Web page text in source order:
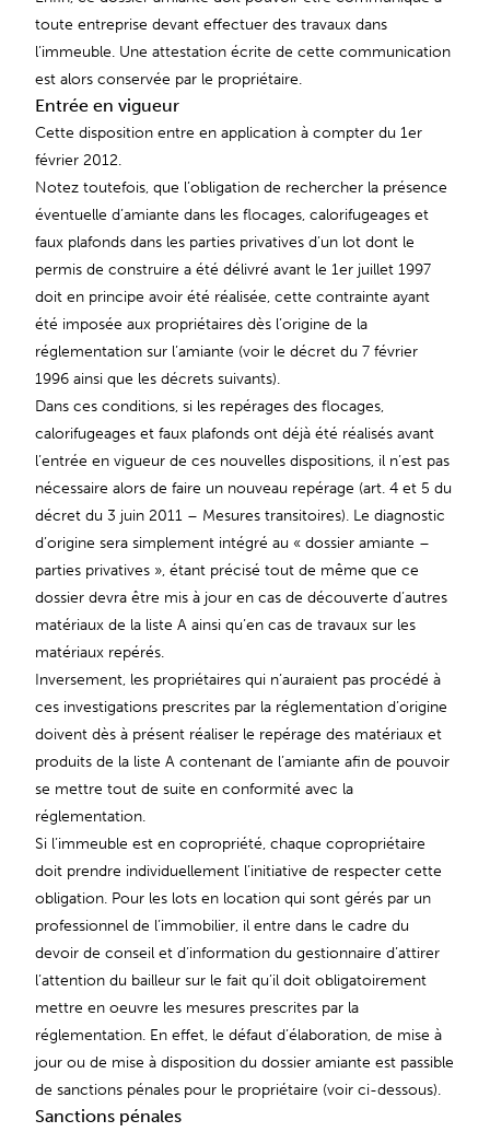
toute entreprise devant effectuer des travaux dans
l’immeuble. Une attestation écrite de cette communication
est alors conservée par le propriétaire.
Entrée en vigueur
Cette disposition entre en application à compter du 1er
février 2012.
Notez toutefois, que l’obligation de rechercher la présence
éventuelle d’amiante dans les flocages, calorifugeages et
faux plafonds dans les parties privatives d’un lot dont le
permis de construire a été délivré avant le 1er juillet 1997
doit en principe avoir été réalisée, cette contrainte ayant
été imposée aux propriétaires dès l’origine de la
réglementation sur l’amiante (voir le décret du 7 février
1996 ainsi que les décrets suivants).
Dans ces conditions, si les repérages des flocages,
calorifugeages et faux plafonds ont déjà été réalisés avant
l’entrée en vigueur de ces nouvelles dispositions, il n’est pas
nécessaire alors de faire un nouveau repérage (art. 4 et 5 du
décret du 3 juin 2011 – Mesures transitoires). Le diagnostic
d’origine sera simplement intégré au « dossier amiante –
parties privatives », étant précisé tout de même que ce
dossier devra être mis à jour en cas de découverte d’autres
matériaux de la liste A ainsi qu’en cas de travaux sur les
matériaux repérés.
Inversement, les propriétaires qui n’auraient pas procédé à
ces investigations prescrites par la réglementation d’origine
doivent dès à présent réaliser le repérage des matériaux et
produits de la liste A contenant de l’amiante afin de pouvoir
se mettre tout de suite en conformité avec la
réglementation.
Si l’immeuble est en copropriété, chaque copropriétaire
doit prendre individuellement l’initiative de respecter cette
obligation. Pour les lots en location qui sont gérés par un
professionnel de l’immobilier, il entre dans le cadre du
devoir de conseil et d’information du gestionnaire d’attirer
l’attention du bailleur sur le fait qu’il doit obligatoirement
mettre en oeuvre les mesures prescrites par la
réglementation. En effet, le défaut d’élaboration, de mise à
jour ou de mise à disposition du dossier amiante est passible
de sanctions pénales pour le propriétaire (voir ci-dessous).
Sanctions pénales